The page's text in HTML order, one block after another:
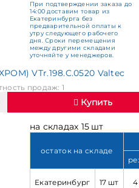
При подтверждении заказа до
14:00 доставим товар из
Екатеринбурга без
предварительной оплаты к
утру следующего рабочего
дня. Сроки перемещения
между другими складами
уточняйте у менеджеров.
VTr.198.C.0520 Valtec
продаж: 1
Купить
на складах 15 шт
остаток на складе
Екатеринбург 17 шт